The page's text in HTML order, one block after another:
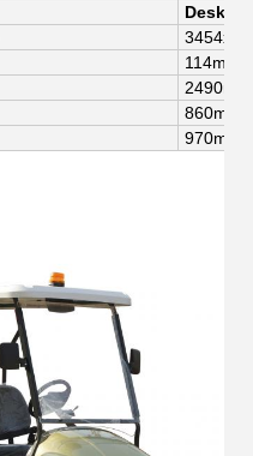
3454x
114mm
2490mm
860mm
970mm